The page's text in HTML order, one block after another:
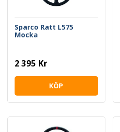
Sparco Ratt L575
Mocka
2 395 Kr
KÖP